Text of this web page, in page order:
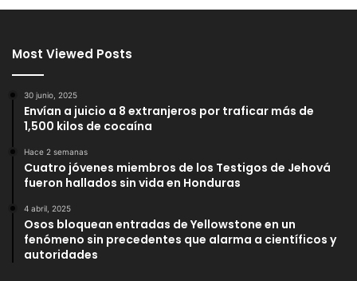
Most Viewed Posts
30 junio, 2025
Envían a juicio a 8 extranjeros por traficar más de
1,500 kilos de cocaína
Hace 2 semanas
Cuatro jóvenes miembros de los Testigos de Jehová
fueron hallados sin vida en Honduras
4 abril, 2025
Osos bloquean entradas de Yellowstone en un
fenómeno sin precedentes que alarma a científicos y
autoridades